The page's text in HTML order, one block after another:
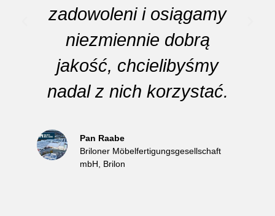
zadowoleni i osiągamy
niezmiennie dobrą
jakość, chcielibyśmy
nadal z nich korzystać.
Pan Raabe
Briloner Möbelfertigungsgesellschaft
mbH, Brilon